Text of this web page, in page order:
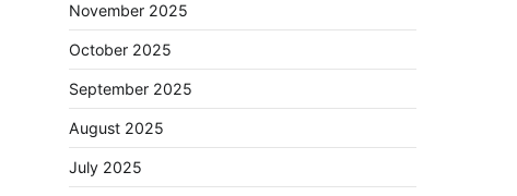
November 2025
October 2025
September 2025
August 2025
July 2025